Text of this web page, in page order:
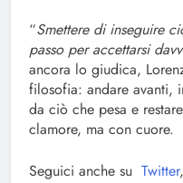
“Smettere di inseguire
passo per accettarsi
ancora lo giudica,
filosofia: andare avanti,
da ciò che pesa e
clamore, ma con cuore.
Seguici anche su Twitter,